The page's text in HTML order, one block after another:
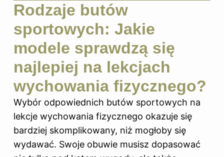
Rodzaje butów
sportowych: Jakie
modele sprawdzą się
najlepiej na lekcjach
wychowania fizycznego?
Wybór odpowiednich butów sportowych na
lekcje wychowania fizycznego okazuje się
bardziej skomplikowany, niż mogłoby się
wydawać. Swoje obuwie musisz dopasować